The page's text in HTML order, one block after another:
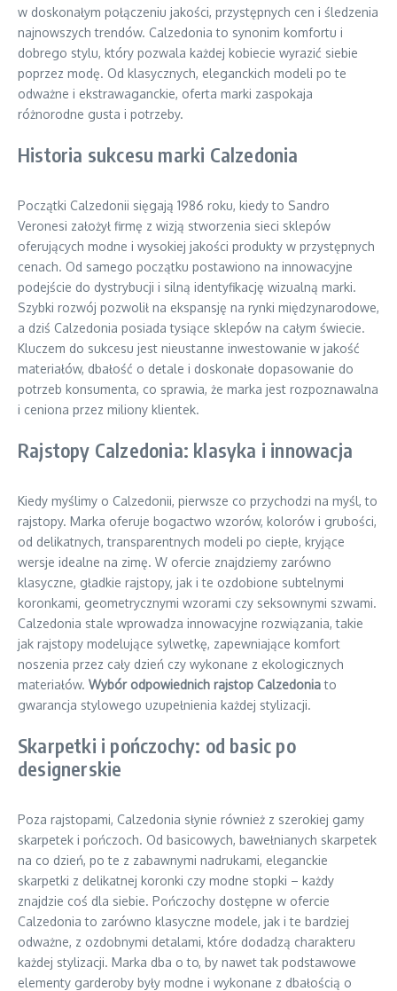
w doskonałym połączeniu jakości, przystępnych cen i śledzenia
najnowszych trendów. Calzedonia to synonim komfortu i
dobrego stylu, który pozwala każdej kobiecie wyrazić siebie
poprzez modę. Od klasycznych, eleganckich modeli po te
odważne i ekstrawaganckie, oferta marki zaspokaja
różnorodne gusta i potrzeby.
Historia sukcesu marki Calzedonia
Początki Calzedonii sięgają 1986 roku, kiedy to Sandro
Veronesi założył firmę z wizją stworzenia sieci sklepów
oferujących modne i wysokiej jakości produkty w przystępnych
cenach. Od samego początku postawiono na innowacyjne
podejście do dystrybucji i silną identyfikację wizualną marki.
Szybki rozwój pozwolił na ekspansję na rynki międzynarodowe,
a dziś Calzedonia posiada tysiące sklepów na całym świecie.
Kluczem do sukcesu jest nieustanne inwestowanie w jakość
materiałów, dbałość o detale i doskonałe dopasowanie do
potrzeb konsumenta, co sprawia, że marka jest rozpoznawalna
i ceniona przez miliony klientek.
Rajstopy Calzedonia: klasyka i innowacja
Kiedy myślimy o Calzedonii, pierwsze co przychodzi na myśl, to
rajstopy. Marka oferuje bogactwo wzorów, kolorów i grubości,
od delikatnych, transparentnych modeli po ciepłe, kryjące
wersje idealne na zimę. W ofercie znajdziemy zarówno
klasyczne, gładkie rajstopy, jak i te ozdobione subtelnymi
koronkami, geometrycznymi wzorami czy seksownymi szwami.
Calzedonia stale wprowadza innowacyjne rozwiązania, takie
jak rajstopy modelujące sylwetkę, zapewniające komfort
noszenia przez cały dzień czy wykonane z ekologicznych
materiałów. Wybór odpowiednich rajstop Calzedoniato
gwarancja stylowego uzupełnienia każdej stylizacji.
Skarpetki i pończochy: od basic po
designerskie
Poza rajstopami, Calzedonia słynie również z szerokiej gamy
skarpetek i pończoch. Od basicowych, bawełnianych skarpetek
na co dzień, po te z zabawnymi nadrukami, eleganckie
skarpetki z delikatnej koronki czy modne stopki – każdy
znajdzie coś dla siebie. Pończochy dostępne w ofercie
Calzedonia to zarówno klasyczne modele, jak i te bardziej
odważne, z ozdobnymi detalami, które dodadzą charakteru
każdej stylizacji. Marka dba o to, by nawet tak podstawowe
elementy garderoby były modne i wykonane z dbałością o